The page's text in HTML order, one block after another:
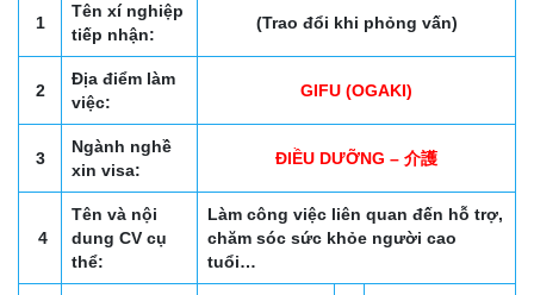
1
Tên xí nghiệp
tiếp nhận:
(Trao đổi khi phỏng vấn)
2
Địa điểm làm
việc:
GIFU (OGAKI)
3
Ngành nghề
xin visa:
ĐIỀU DƯỠNG – 介護
4
Tên và nội
dung CV cụ
thể:
Làm công việc liên quan đến hỗ trợ,
chăm sóc sức khỏe người cao
tuổi…